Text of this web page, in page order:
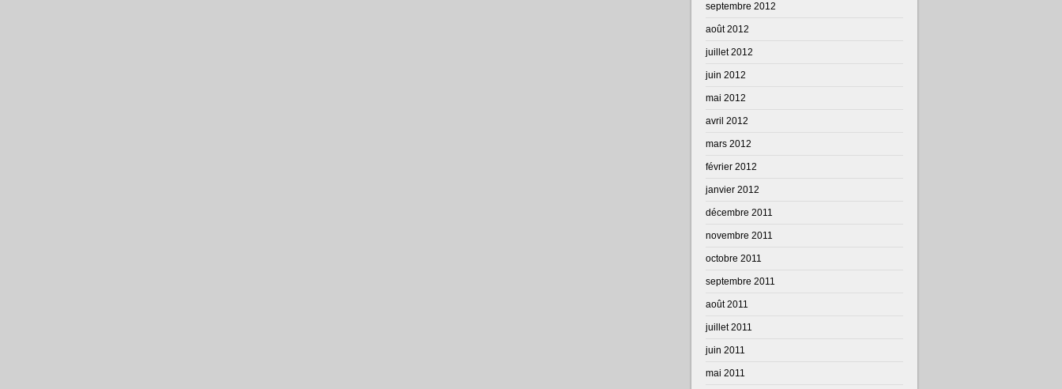
septembre 2012
août 2012
juillet 2012
juin 2012
mai 2012
avril 2012
mars 2012
février 2012
janvier 2012
décembre 2011
novembre 2011
octobre 2011
septembre 2011
août 2011
juillet 2011
juin 2011
mai 2011